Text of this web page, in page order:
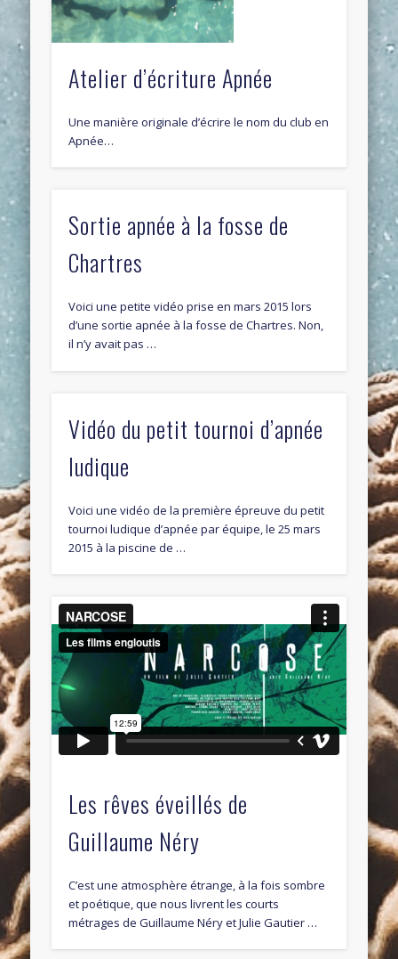
Atelier d’écriture Apnée
Une manière originale d’écrire le nom du club en
Apnée…
Sortie apnée à la fosse de
Chartres
Voici une petite vidéo prise en mars 2015 lors
d’une sortie apnée à la fosse de Chartres. Non,
il n’y avait pas …
Vidéo du petit tournoi d’apnée
ludique
Voici une vidéo de la première épreuve du petit
tournoi ludique d’apnée par équipe, le 25 mars
2015 à la piscine de …
Les rêves éveillés de
Guillaume Néry
C’est une atmosphère étrange, à la fois sombre
et poétique, que nous livrent les courts
métrages de Guillaume Néry et Julie Gautier …